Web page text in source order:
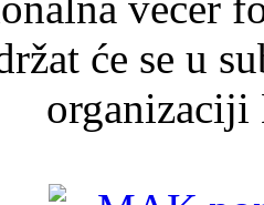
će se u
organizaciji